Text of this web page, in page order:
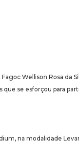
Wellison Rosa da
que se esforçou para
na modalidade